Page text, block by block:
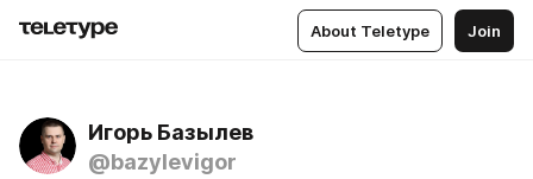
About Teletype Join
Игорь Базылев
@bazylevigor